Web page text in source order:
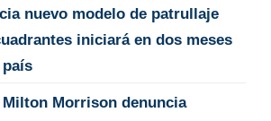
nuevo modelo de patrullaje
iniciará en dos meses
Milton Morrison denuncia